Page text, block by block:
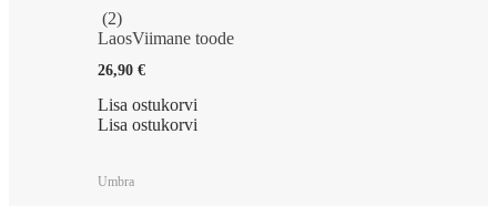
(2)
LaosViimane toode
26,90 €
Lisa ostukorvi
Lisa ostukorvi
Umbra